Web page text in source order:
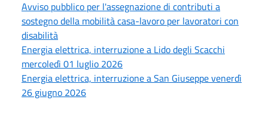
Avviso pubblico per l'assegnazione di contributi a
sostegno della mobilità casa-lavoro per lavoratori con
disabilità
Energia elettrica, interruzione a Lido degli Scacchi
mercoledì 01 luglio 2026
Energia elettrica, interruzione a San Giuseppe venerdì
26 giugno 2026